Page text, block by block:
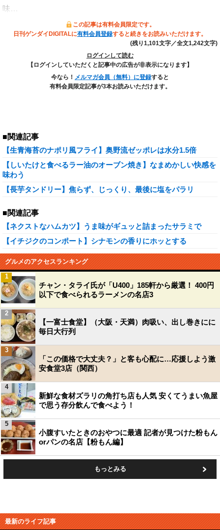
味…
この記事は有料会員限定です。
日刊ゲンダイDIGITALに有料会員登録すると続きをお読みいただけます。
(残り1,101文字／全文1,242文字)
ログインして読む
【ログインしていただくと記事中の広告が非表示になります】
今なら！ メルマガ会員（無料）に登録すると
有料会員限定記事が3本お読みいただけます。
■関連記事
【生青海苔のナポリ風フライ】奥野流ゼッポレは水分1.5倍
【しいたけと食べるラー油のオーブン焼き】なまめかしい快感を
味わう
【長芋タンドリー】焦らず、じっくり、最後に塩をパラリ
■関連記事
【ネクストなハムカツ】うま味がギュッと詰まったサラミで
【イチジクのコンポート】シナモンの香りにホッとする
グルメのアクセスランキング
チャン・タライ氏が「U400」185軒から厳選！ 400円
以下で食べられるラーメンの名店3
1
【一富士食堂】（大阪・天満）肉吸い、出し巻きにに
毎日大行列
2
「この価格で大丈夫？」と客も心配に…応援しよう激
安食堂3店（関西）
3
新鮮な食材ズラリの角打ち店も人気 安くてうまい魚屋
で思う存分飲んで食べよう！
4
小腹すいたときのおやつに最適 記者が見つけた粉もん
orパンの名店【粉もん編】
5
もっとみる
最新のライフ記事